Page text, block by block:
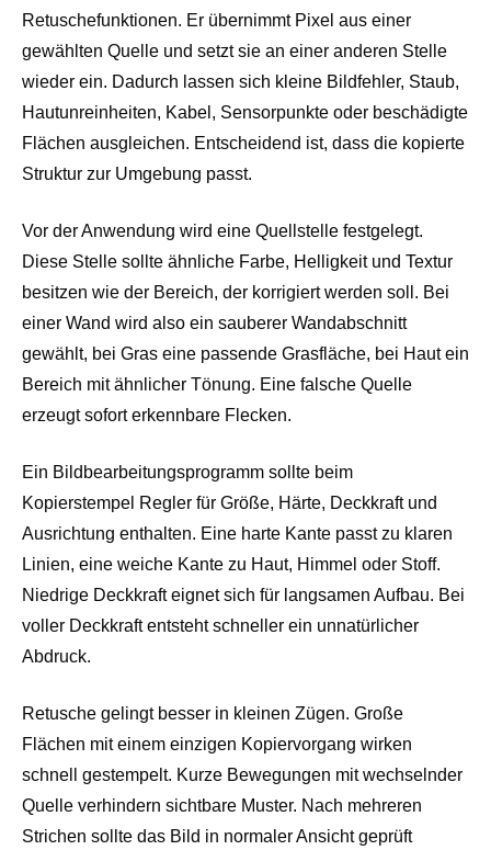
Retuschefunktionen. Er übernimmt Pixel aus einer
gewählten Quelle und setzt sie an einer anderen Stelle
wieder ein. Dadurch lassen sich kleine Bildfehler, Staub,
Hautunreinheiten, Kabel, Sensorpunkte oder beschädigte
Flächen ausgleichen. Entscheidend ist, dass die kopierte
Struktur zur Umgebung passt.
Vor der Anwendung wird eine Quellstelle festgelegt.
Diese Stelle sollte ähnliche Farbe, Helligkeit und Textur
besitzen wie der Bereich, der korrigiert werden soll. Bei
einer Wand wird also ein sauberer Wandabschnitt
gewählt, bei Gras eine passende Grasfläche, bei Haut ein
Bereich mit ähnlicher Tönung. Eine falsche Quelle
erzeugt sofort erkennbare Flecken.
Ein Bildbearbeitungsprogramm sollte beim
Kopierstempel Regler für Größe, Härte, Deckkraft und
Ausrichtung enthalten. Eine harte Kante passt zu klaren
Linien, eine weiche Kante zu Haut, Himmel oder Stoff.
Niedrige Deckkraft eignet sich für langsamen Aufbau. Bei
voller Deckkraft entsteht schneller ein unnatürlicher
Abdruck.
Retusche gelingt besser in kleinen Zügen. Große
Flächen mit einem einzigen Kopiervorgang wirken
schnell gestempelt. Kurze Bewegungen mit wechselnder
Quelle verhindern sichtbare Muster. Nach mehreren
Strichen sollte das Bild in normaler Ansicht geprüft